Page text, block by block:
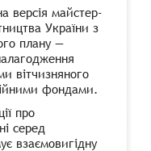
версія майстер-
України з
плану —
вітчизняного
фондами.
про
серед
взаємовигідну